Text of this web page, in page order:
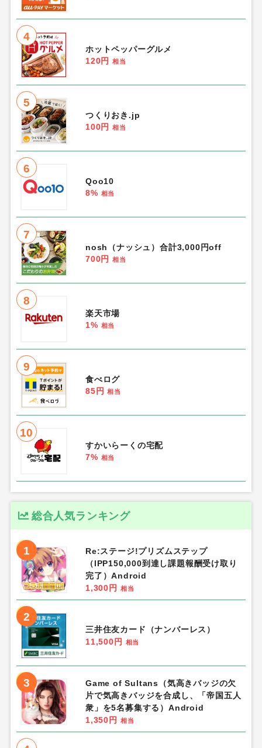
4
ホットペッパーグルメ
120円
相当
5
つくりおき.jp
100円
相当
6
Qoo10
8% 相当
7
nosh（ナッシュ）合計3,000円off
700円
相当
8
楽天市場
1% 相当
9
食べログ
85円
相当
10
すかいらーくの宅配
7% 相当
総合人気ランキング
1
Re:ステージ!プリズムステップ
（IPP150,000到達し課題報酬受け取り
完了）Android
1,300円
相当
2
三井住友カード（ナンバーレス）
11,500円
相当
3
Game of Sultans（気高きバッジの欠
片で気高きバッジを合成し、「帝国五人
衆」を5名募集する）Android
1,350円
相当